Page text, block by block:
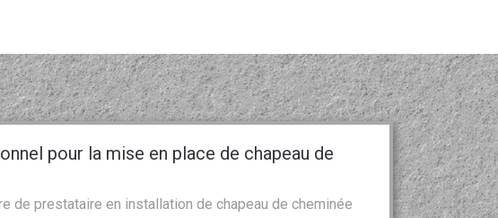
pour la mise en place de chapeau de
de prestataire en installation de chapeau de cheminée